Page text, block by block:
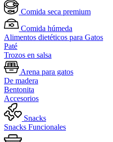
Comida seca premium
Comida húmeda
Alimentos dietéticos para Gatos
Paté
Trozos en salsa
Arena para gatos
De madera
Bentonita
Accesorios
Snacks
Snacks Funcionales